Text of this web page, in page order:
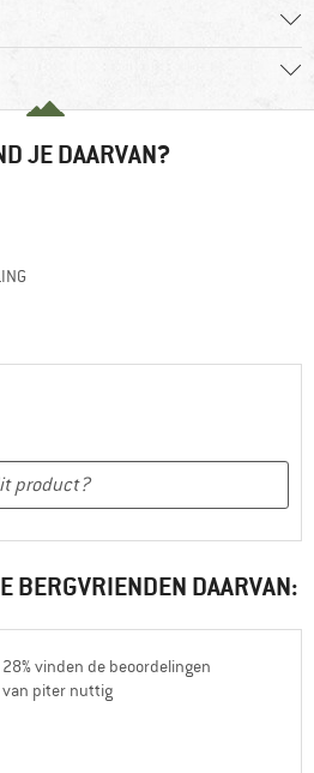
JE DAARVAN?
BERGVRIENDEN DAARVAN:
28% vinden de beoordelingen
van piter nuttig